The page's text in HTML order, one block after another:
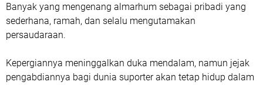
Banyak yang mengenang almarhum sebagai pribadi yang
sederhana, ramah, dan selalu mengutamakan
persaudaraan.
Kepergiannya meninggalkan duka mendalam, namun jejak
pengabdiannya bagi dunia suporter akan tetap hidup dalam